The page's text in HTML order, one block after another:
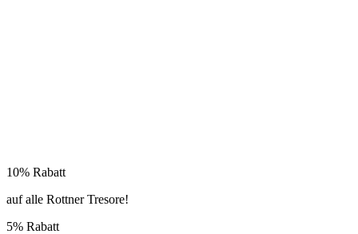
10% Rabatt
auf alle Rottner Tresore!
5% Rabatt